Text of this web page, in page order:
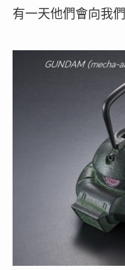
有一天他們會向我